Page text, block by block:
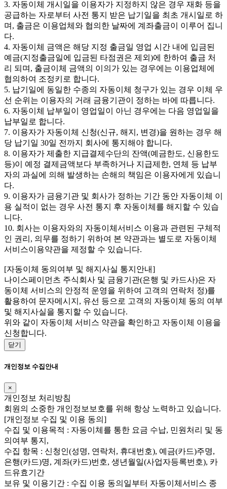
3. 자동이체 개시일을 이용자가 지정하지 않은 경우 재화 등을
공급하는 자로부터 사전 통지 받은 납기일을 최초 개시일로 하
며, 출금은 이용업체와 협의한 날짜에 계좌출금이 이루어 집니
다.
4. 자동이체 금액은 해당 지정 출금일 영업 시간 내에 입금된
예금(지정출금일에 입금된 타점권은 제외)에 한하여 출금 처
리 되며, 출금이체 금액의 이의가 있는 경우에는 이용업체에
협의하여 조정키로 합니다.
5. 납기일에 동일한 수종의 자동이체 청구가 있는 경우 이체 우
선 순위는 이용자의 거래 금융기관이 정하는 바에 따릅니다.
6. 자동이체 납부일이 영업일이 아닌 경우에는 다음 영업일을
납부일로 합니다.
7. 이용자가 자동이체 신청(신규, 해지, 변경)을 원하는 경우 해
당 납기일 30일 전까지 회사에 통지해야 합니다.
8. 이용자가 제출한 지급결제수단의 잔액(예금한도, 신용한도
등)이 예정 결제금액보다 부족하거나 지급제한, 연체 등 납부
자의 과실에 의해 발생하는 손해의 책임은 이용자에게 있습니
다.
9. 이용자가 금융기관 및 회사가 정하는 기간 동안 자동이체 이
용 실적이 없는 경우 사전 통지 후 자동이체를 해지할 수 있습
니다.
10. 회사는 이용자와의 자동이체서비스 이용과 관련된 구체적
인 권리, 의무를 정하기 위하여 본 약관과는 별도로 자동이체
서비스이용약관을 제정할 수 있습니다.
[자동이체 동의여부 및 해지사실 통지안내]
나이스페이먼츠 주식회사 및 금융기관(은행 및 카드사)은 자
동이체 서비스의 안정적 운영을 위하여 고객의 연락처 정)를
활용하여 문자메시지, 유선 등으로 고객의 자동이체 동의 여부
및 해지사실을 통지할 수 있습니다.
위와 같이 자동이체 서비스 약관을 확인하고 자동이체 이용을
신청합니다.
닫기
개인정보 수집안내
×
개인정보 처리방침
회원의 소중한 개인정보보호를 위해 항상 노력하고 있습니다.
[개인정보 수집 및 이용 동의]
수집 및 이용목적 : 자동이체를 통한 요금 수납, 민원처리 및 동
의여부 통지,
수집 항목 : 신청인(성명, 연락처, 휴대번호), 예금(카드)주명,
은행(카드)명, 계좌(카드)번호, 생년월일(사업자등록번호), 카
드유효기간
보유 및 이용기간 : 수집 이용 동의일부터 자동이체서비스 종